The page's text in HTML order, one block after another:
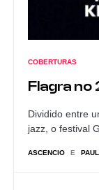
COBERTURAS
Flagra no
Dividido entre
jazz, o festival
ASCENCIO E